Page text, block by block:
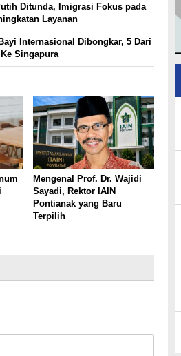
Ditunda, Imigrasi Fokus pada
Layanan
Internasional Dibongkar, 5 Dari
Singapura
Mengenal Prof. Dr. Wajidi
Sayadi, Rektor IAIN
Pontianak yang Baru
Terpilih